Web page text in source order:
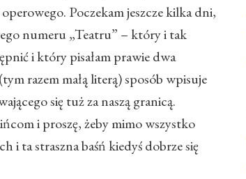
Poczekam jeszcze kilka dni,
numeru „Teatru” – który i tak
i który pisałam prawie dwa
razem małą literą) sposób wpisuje
się tuż za naszą granicą.
i proszę, żeby mimo wszystko
i ta straszna baśń kiedyś dobrze się